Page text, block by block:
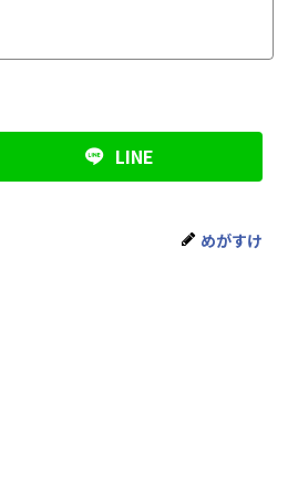
LINE
めがすけ